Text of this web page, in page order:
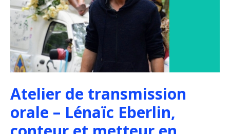
Atelier de transmission
orale – Lénaïc Eberlin,